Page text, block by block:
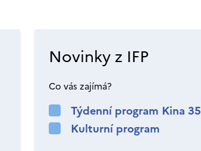
Novinky z IFP
Co vás zajímá?
Týdenní program Kina 35
Kulturní program